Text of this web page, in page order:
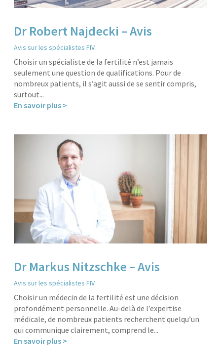
Dr Robert Najdecki – Avis
Avis sur les spécialistes FIV
Choisir un spécialiste de la fertilité n’est jamais
seulement une question de qualifications. Pour de
nombreux patients, il s’agit aussi de se sentir compris,
surtout...
En savoir plus >
Dr Markus Nitzschke – Avis
Avis sur les spécialistes FIV
Choisir un médecin de la fertilité est une décision
profondément personnelle. Au-delà de l’expertise
médicale, de nombreux patients recherchent quelqu’un
qui communique clairement, comprend le...
En savoir plus >